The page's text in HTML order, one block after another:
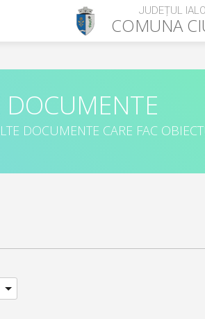
JUDEȚUL
COMUNA
DOCUMENTE CARE FAC